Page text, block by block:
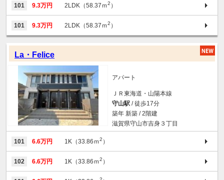
101 9.3万円 2LDK（58.37ｍ2 ）
101 9.3万円 2LDK（58.37ｍ2 ）
La・Felice
アパート
ＪＲ東海道・山陽本線
守山駅 / 徒歩17分
築年 新築 / 2階建
滋賀県守山市吉身３丁目
101 6.6万円 1K（33.86ｍ2 ）
102 6.6万円 1K（33.86ｍ2 ）